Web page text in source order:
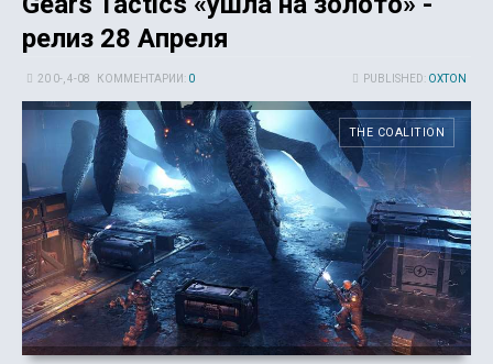
релиз 28 Апреля
PUBLISHED: OXTON
20 0-, 4-08 КОММЕНТАРИИ: 0
THE COALITION